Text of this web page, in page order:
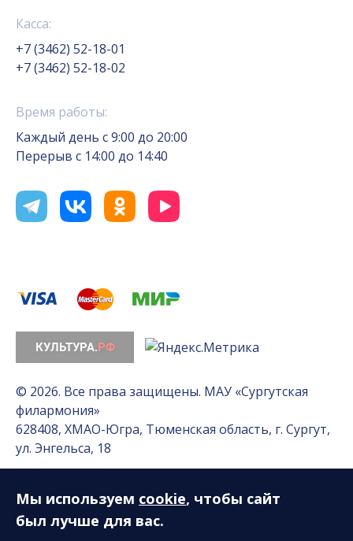
Касса:
+7 (3462) 52-18-01
+7 (3462) 52-18-02
Время работы:
Каждый день с 9:00 до 20:00
Перерыв с 14:00 до 14:40
© 2026. Все права защищены. МАУ «Сургутская
филармония»
628408, ХМАО-Югра, Тюменская область, г. Сургут,
ул. Энгельса, 18
Разработка сайта — Интернет-лаборатория
«Делиссимо»
Мы используем cookie, чтобы сайт
был лучше для вас.